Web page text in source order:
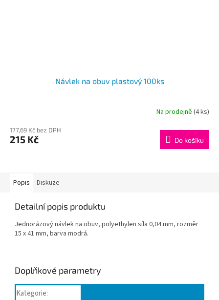
Návlek na obuv plastový 100ks
Na prodejně (4 ks)
177,69 Kč bez DPH
215 Kč Do košíku
Popis Diskuze
Detailní popis produktu
Jednorázový návlek na obuv, polyethylen síla 0,04 mm, rozměr
15 x 41 mm, barva modrá.
Doplňkové parametry
Kategorie: